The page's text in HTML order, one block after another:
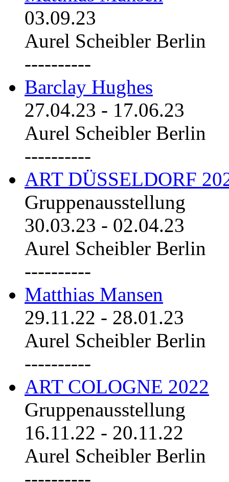
03.09.23
Aurel Scheibler Berlin
----------
Barclay Hughes
27.04.23 - 17.06.23
Aurel Scheibler Berlin
----------
ART DÜSSELDORF
Gruppenausstellung
30.03.23 - 02.04.23
Aurel Scheibler Berlin
----------
Matthias Mansen
29.11.22 - 28.01.23
Aurel Scheibler Berlin
----------
ART COLOGNE 2022
Gruppenausstellung
16.11.22 - 20.11.22
Aurel Scheibler Berlin